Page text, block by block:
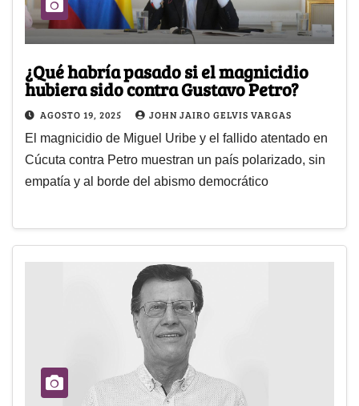
¿Qué habría pasado si el magnicidio
hubiera sido contra Gustavo Petro?
AGOSTO 19, 2025 JOHN JAIRO GELVIS VARGAS
El magnicidio de Miguel Uribe y el fallido atentado en
Cúcuta contra Petro muestran un país polarizado, sin
empatía y al borde del abismo democrático